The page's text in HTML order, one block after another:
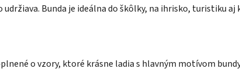
Bunda je ideálna do škôlky, na ihrisko, turistiku aj
o vzory, ktoré krásne ladia s hlavným motívom